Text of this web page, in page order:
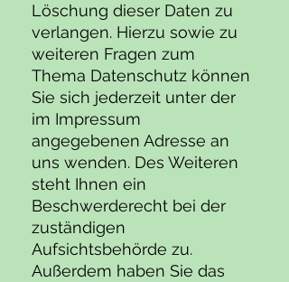
Löschung dieser Daten zu
verlangen. Hierzu sowie zu
weiteren Fragen zum
Thema Datenschutz können
Sie sich jederzeit unter der
im Impressum
angegebenen Adresse an
uns wenden. Des Weiteren
steht Ihnen ein
Beschwerderecht bei der
zuständigen
Aufsichtsbehörde zu.
Außerdem haben Sie das